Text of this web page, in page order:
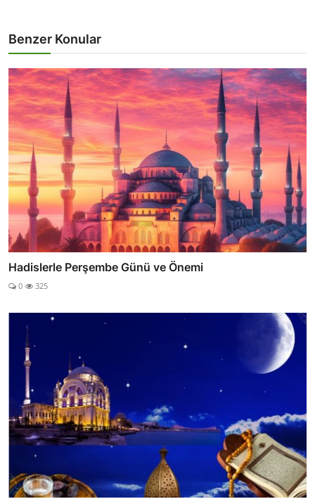
Benzer Konular
Hadislerle Perşembe Günü ve Önemi
0 325